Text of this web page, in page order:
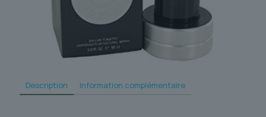
Description Information complémentaire